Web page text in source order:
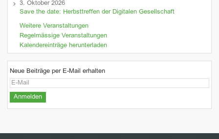
3. Oktober 2026
Save the date: Herbsttreffen der Digitalen Gesellschaft
Weitere Veranstaltungen
Regelmässige Veranstaltungen
Kalendereinträge herunterladen
Neue Beiträge per E-Mail erhalten